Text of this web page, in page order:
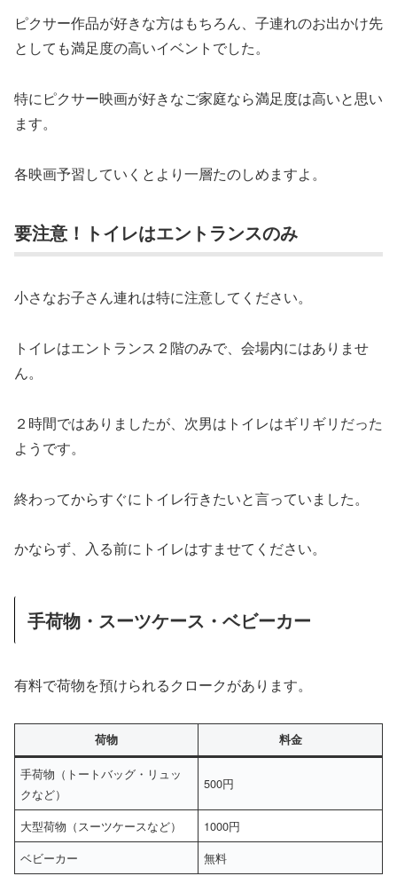
ピクサー作品が好きな方はもちろん、子連れのお出かけ先
としても満足度の高いイベントでした。
特にピクサー映画が好きなご家庭なら満足度は高いと思い
ます。
各映画予習していくとより一層たのしめますよ。
要注意！トイレはエントランスのみ
小さなお子さん連れは特に注意してください。
トイレはエントランス２階のみで、会場内にはありませ
ん。
２時間ではありましたが、次男はトイレはギリギリだった
ようです。
終わってからすぐにトイレ行きたいと言っていました。
かならず、入る前にトイレはすませてください。
手荷物・スーツケース・ベビーカー
有料で荷物を預けられるクロークがあります。
荷物 料金
手荷物（トートバッグ・リュッ
クなど）
500円
大型荷物（スーツケースなど）
1000円
ベビーカー
無料